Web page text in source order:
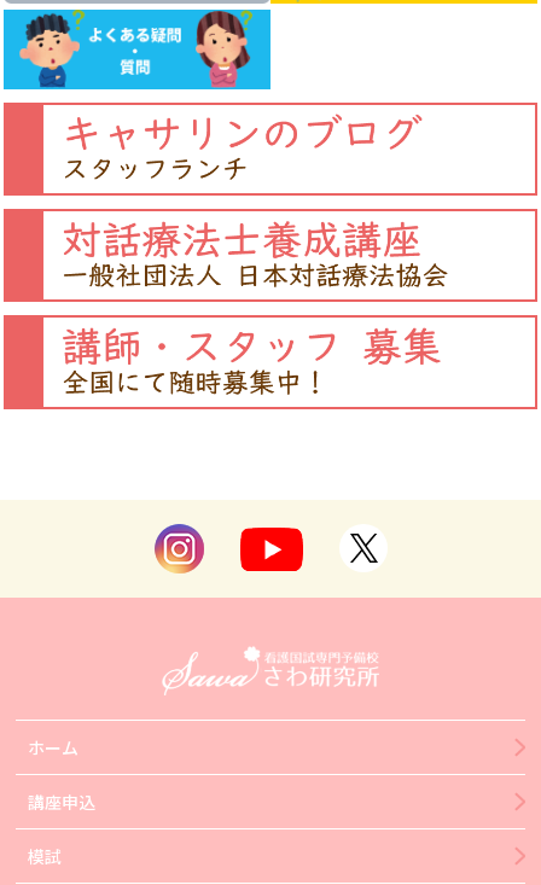
ホーム
講座申込
模試